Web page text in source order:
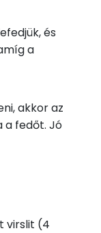
és
a
akkor az
a fedőt. Jó
virslit (4